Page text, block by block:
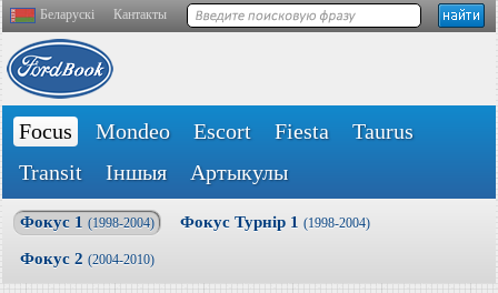
Беларускі Кантакты
Focus Mondeo Escort Fiesta
Taurus
Transit
Іншыя Артыкулы
Фокус 1 (1998-2004) Фокус Турнір 1 (1998-2004)
Фокус 2 (2004-2010)